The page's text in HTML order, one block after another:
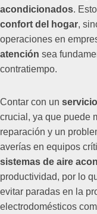
acondicionados.
confort del hogar,
operaciones en
atención sea
contratiempo.
Contar con un
crucial, ya que puede
reparación y un
averías en equipos
sistemas de aire
productividad, por lo
evitar paradas en la
electrodomésticos